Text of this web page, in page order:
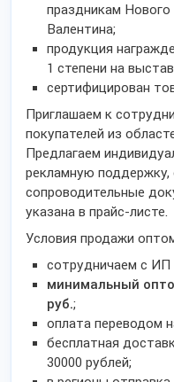
праздникам
Валентина;
продукция
1 степени на
сертифицирован
Приглашаем к
покупателей из
Предлагаем
рекламную поддержку,
сопроводительные
указана в прайс-листе.
Условия продажи
сотрудничаем с ИП
минимальный
руб.;
оплата переводом
бесплатная
30000 рублей;